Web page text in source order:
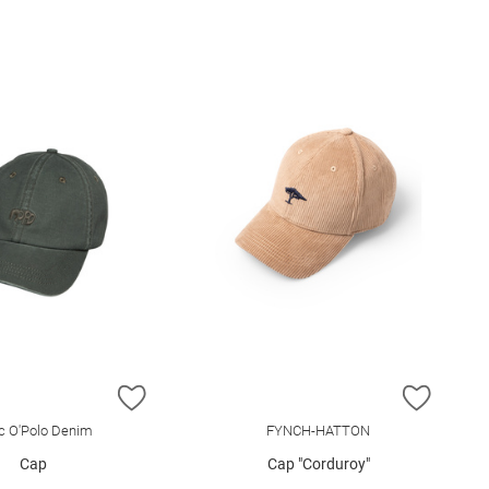
HINZUFÜGEN
O'Polo Denim
Cap
ZUR
FYNCH-HATTON
Cap "Corduroy"